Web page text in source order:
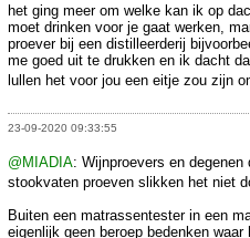
het ging meer om welke kan ik op
moet drinken voor je gaat werken,
proever bij een distilleerderij
me goed uit te drukken en ik dacht
lullen het voor jou een eitje zou zijn
23-09-2020 09:33:55
@MIADIA: Wijnproevers en
stookvaten proeven slikken het niet
Buiten een matrassentester in een
eigenlijk geen beroep bedenken